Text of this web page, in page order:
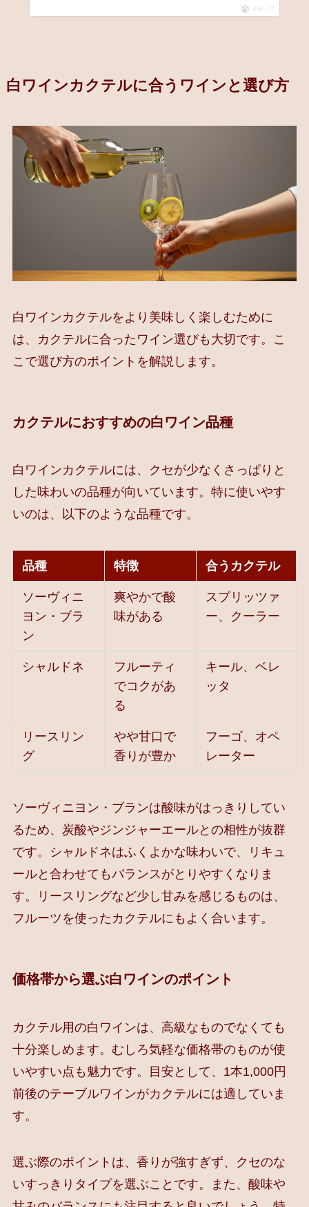
ポチップ
白ワインカクテルに合うワインと選び方
白ワインカクテルをより美味しく楽しむために
は、カクテルに合ったワイン選びも大切です。こ
こで選び方のポイントを解説します。
カクテルにおすすめの白ワイン品種
白ワインカクテルには、クセが少なくさっぱりと
した味わいの品種が向いています。特に使いやす
いのは、以下のような品種です。
品種 特徴 合うカクテル
ソーヴィニ
ヨン・ブラ
ン
爽やかで酸
味がある
スプリッツァ
ー、クーラー
シャルドネ
フルーティ
でコクがあ
る
キール、ベレ
ッタ
リースリン
グ
やや甘口で
香りが豊か
フーゴ、オペ
レーター
ソーヴィニヨン・ブランは酸味がはっきりしてい
るため、炭酸やジンジャーエールとの相性が抜群
です。シャルドネはふくよかな味わいで、リキュ
ールと合わせてもバランスがとりやすくなりま
す。リースリングなど少し甘みを感じるものは、
フルーツを使ったカクテルにもよく合います。
価格帯から選ぶ白ワインのポイント
カクテル用の白ワインは、高級なものでなくても
十分楽しめます。むしろ気軽な価格帯のものが使
いやすい点も魅力です。目安として、1本1,000円
前後のテーブルワインがカクテルには適していま
す。
選ぶ際のポイントは、香りが強すぎず、クセのな
いすっきりタイプを選ぶことです。また、酸味や